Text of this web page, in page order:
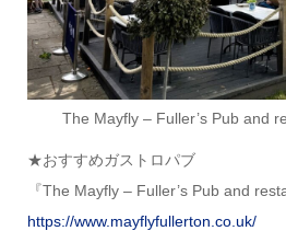
The Mayfly – Fuller’s Pub and
★おすすめガストロパブ
『The Mayfly – Fuller’s Pub and
https://www.mayflyfullerton.co.uk/